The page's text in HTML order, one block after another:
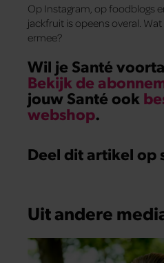
Op Instagram, op foodblogs
jackfruit is opeens overal.
ermee?
Wil je Santé
Bekijk de
jouw Santé ook
webshop.
Deel dit artikel op
Uit andere